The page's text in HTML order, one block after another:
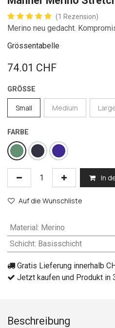
(1 Rezension)
Merino neu gedacht.
Grössentabelle
74.01 CHF
GRÖSSE
Small Medium
FARBE
In
Auf die Wunschliste
Material : Merino
Schicht: Basisschicht
Gratis Lieferung innerhalb
Jetzt kaufen und Produkt in
Beschreibung